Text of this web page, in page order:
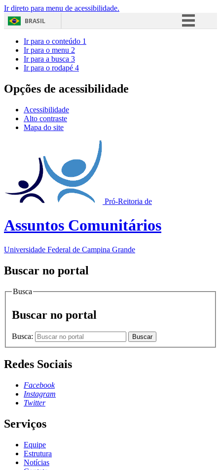
Ir direto para menu de acessibilidade.
BRASIL
Acesso à informação
Ir para o conteúdo 1
Ir para o menu 2
Ir para a busca 3
Ir para o rodapé 4
Opções de acessibilidade
Acessibilidade
Alto contraste
Mapa do site
Pró-Reitoria de
Assuntos Comunitários
Universidade Federal de Campina Grande
Buscar no portal
Busca
Buscar no portal
Busca: Buscar
Redes Sociais
Facebook
Instagram
Twitter
Serviços
Equipe
Estrutura
Notícias